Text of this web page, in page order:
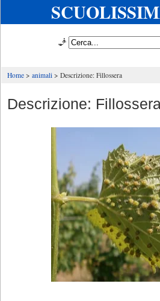
🧞
Home animali Descrizione: Fillossera
Descrizione: